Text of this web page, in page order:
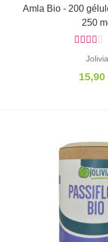
Ajouter au
Amla Bio - 200
250
Jolivia
15,90